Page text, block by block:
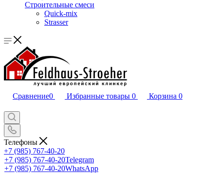
Строительные смеси
Quick-mix
Strasser
Сравнение0 Избранные товары 0 Корзина 0
Телефоны
+7 (985) 767-40-20
+7 (985) 767-40-20Telegram
+7 (985) 767-40-20WhatsApp